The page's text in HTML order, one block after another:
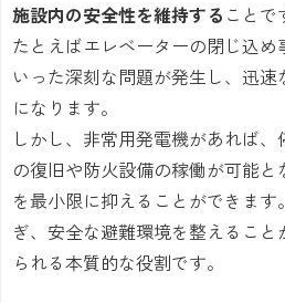
施設内の安全性を維持する ことで
たとえばエレベーターの閉じ込め
いった深刻な問題が発生し、迅
になります。
しかし、非常用発電機があれば
の復旧や防火設備の稼働が可能
を最小限に抑えることができま
ぎ、安全な避難環境を整えるこ
られる本質的な役割です。